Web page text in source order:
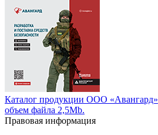
Каталог продукции ООО «Авангард»
объем файла 2,5Mb.
Правовая информация